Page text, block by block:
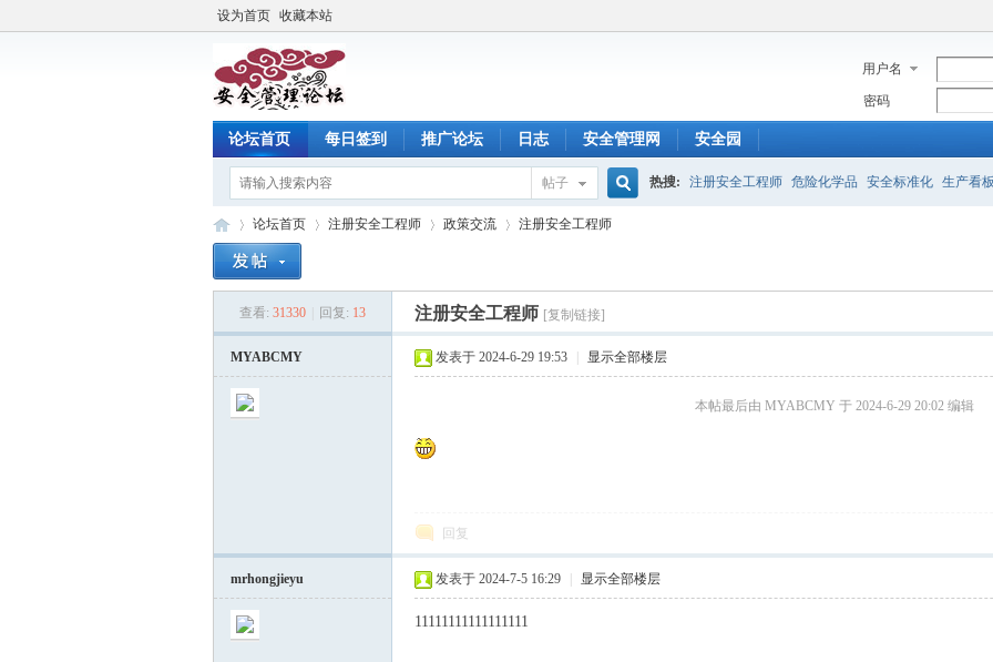
设为首页 收藏本站
用户名
密码
论坛首页 每日签到 推广论坛 日志 安全管理网 安全园
帖子 热搜: 注册安全工程师 危险化学品 安全标准化 生产看板
论坛首页 注册安全工程师
›
政策交流
›
注册安全工程师
查看: 31330 回复: 13 注册安全工程师 [复制链接]
MYABCMY 发表于 2024-6-29 19:53 显示全部楼层
本帖最后由 MYABCMY 于 2024-6-29 20:02 编辑
回复
mrhongjieyu 发表于 2024-7-5 16:29 显示全部楼层
11111111111111111